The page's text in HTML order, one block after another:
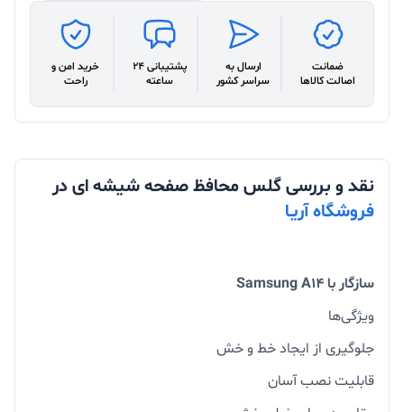
ضمانت
اصالت کالاها
ارسال به
سراسر کشور
پشتیبانی 24
ساعته
خرید امن و
راحت
نقد و بررسی گلس محافظ صفحه شیشه ای در
فروشگاه آریـا
سازگار با Samsung A14
ویژگی‌ها
جلوگیری از ایجاد خط و خش
قابلیت نصب آسان